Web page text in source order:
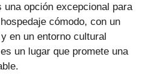
una opción excepcional para
cómodo, con un
en un entorno cultural
un lugar que promete una